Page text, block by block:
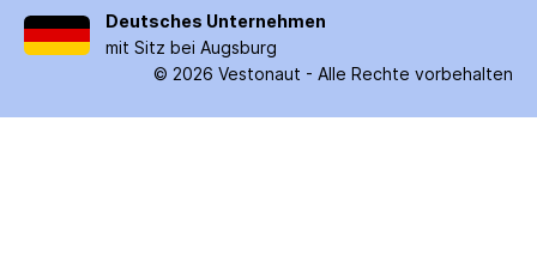
Deutsches Unternehmen
mit Sitz bei Augsburg
© 2026 Vestonaut - Alle Rechte vorbehalten